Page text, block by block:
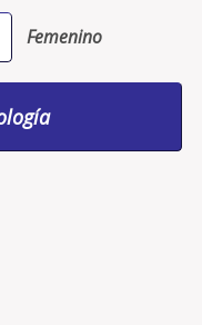
Femenino